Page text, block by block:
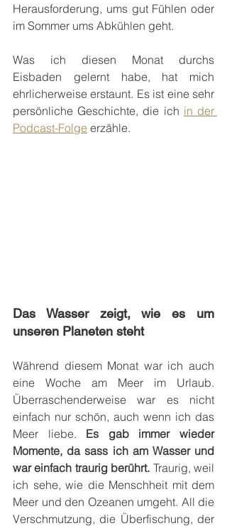
Herausforderung, ums gut Fühlen oder
im Sommer ums Abkühlen geht.
Was ich diesen Monat durchs
Eisbaden gelernt habe, hat mich
ehrlicherweise erstaunt. Es ist eine sehr
persönliche Geschichte, die ich in der
Podcast-Folge erzähle.
Das Wasser zeigt, wie es um
unseren Planeten steht
Während diesem Monat war ich auch
eine Woche am Meer im Urlaub.
Überraschenderweise war es nicht
einfach nur schön, auch wenn ich das
Meer liebe. Es gab immer wieder
Momente, da sass ich am Wasser und
war einfach traurig berührt. Traurig, weil
ich sehe, wie die Menschheit mit dem
Meer und den Ozeanen umgeht. All die
Verschmutzung, die Überfischung, der